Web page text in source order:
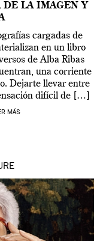
DE LA IMAGEN Y
cargadas de
en un libro
de Alba Ribas
una corriente
Dejarte llevar entre
difícil de […]
MÁS